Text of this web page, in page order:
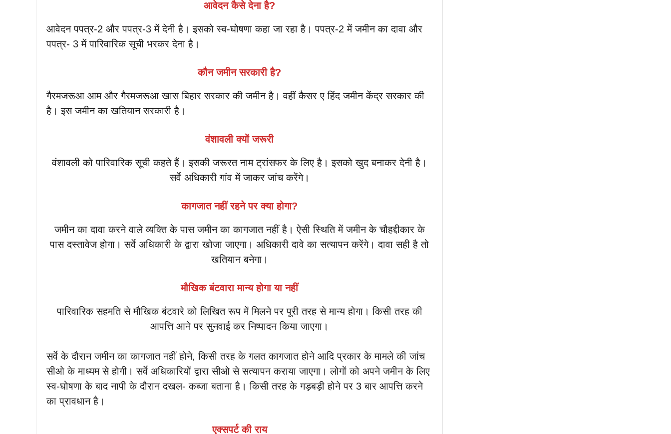
आवेदन कैसे देना है?
आवेदन पपत्र-2 और पपत्र-3 में देनी है। इसको स्व-घोषणा कहा जा रहा है। पपत्र-2 में जमीन का दावा और
पपत्र- 3 में पारिवारिक सूची भरकर देना है।
कौन जमीन सरकारी है?
गैरमजरूआ आम और गैरमजरूआ खास बिहार सरकार की जमीन है। वहीं कैसर ए हिंद जमीन केंद्र सरकार की
है। इस जमीन का खतियान सरकारी है।
वंशावली क्यों जरूरी
वंशावली को पारिवारिक सूची कहते हैं। इसकी जरूरत नाम ट्रांसफर के लिए है। इसको खुद बनाकर देनी है।
सर्वे अधिकारी गांव में जाकर जांच करेंगे।
कागजात नहीं रहने पर क्या होगा?
जमीन का दावा करने वाले व्यक्ति के पास जमीन का कागजात नहीं है। ऐसी स्थिति में जमीन के चौहद्दीकार के
पास दस्तावेज होगा। सर्वे अधिकारी के द्वारा खोजा जाएगा। अधिकारी दावे का सत्यापन करेंगे। दावा सही है तो
खतियान बनेगा।
मौखिक बंटवारा मान्य होगा या नहीं
पारिवारिक सहमति से मौखिक बंटवारे को लिखित रूप में मिलने पर पूरी तरह से मान्य होगा। किसी तरह की
आपत्ति आने पर सुनवाई कर निष्पादन किया जाएगा।
सर्वे के दौरान जमीन का कागजात नहीं होने, किसी तरह के गलत कागजात होने आदि प्रकार के मामले की जांच
सीओ के माध्यम से होगी। सर्वे अधिकारियों द्वारा सीओ से सत्यापन कराया जाएगा। लोगों को अपने जमीन के लिए
स्व-घोषणा के बाद नापी के दौरान दखल- कब्जा बताना है। किसी तरह के गड़बड़ी होने पर 3 बार आपत्ति करने
का प्रावधान है।
एक्सपर्ट की राय